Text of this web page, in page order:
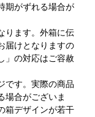
期がずれる場合が
ります。外箱に伝
届けとなりますの
」の対応はご容赦
です。実際の商品
場合がございま
箱デザインが若干